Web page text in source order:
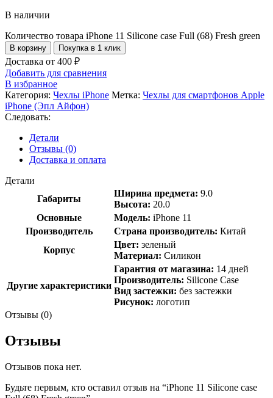
В наличии
Количество товара iPhone 11 Silicone case Full (68) Fresh green
В корзину Покупка в 1 клик
Доставка от 400 ₽
Добавить для сравнения
В избранное
Категория: Чехлы iPhone Метка: Чехлы для смартфонов Apple
iPhone (Эпл Айфон)
Следовать:
Детали
Отзывы (0)
Доставка и оплата
Детали
Габариты
Ширина предмета: 9.0
Высота: 20.0
Основные
Модель: iPhone 11
Производитель
Страна производитель: Китай
Корпус
Цвет: зеленый
Материал: Силикон
Другие характеристики
Гарантия от магазина: 14 дней
Производитель: Silicone Case
Вид застежки: без застежки
Рисунок: логотип
Отзывы (0)
Отзывы
Отзывов пока нет.
Будьте первым, кто оставил отзыв на “iPhone 11 Silicone case